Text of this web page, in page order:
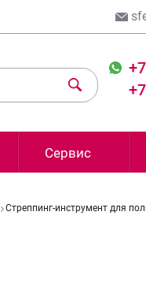
Сервис
Стреппинг-инструмент для